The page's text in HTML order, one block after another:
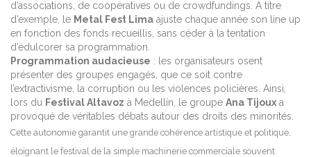
d’associations, de coopératives ou de crowdfundings. À titre
d’exemple, le Metal Fest Lima ajuste chaque année son line up
en fonction des fonds recueillis, sans céder à la tentation
d’édulcorer sa programmation.
Programmation audacieuse : les organisateurs osent
présenter des groupes engagés, que ce soit contre
l’extractivisme, la corruption ou les violences policières. Ainsi,
lors du Festival Altavoz à Medellín, le groupe Ana Tijoux a
provoqué de véritables débats autour des droits des minorités.
Cette autonomie garantit une grande cohérence artistique et politique,
éloignant le festival de la simple machinerie commerciale souvent